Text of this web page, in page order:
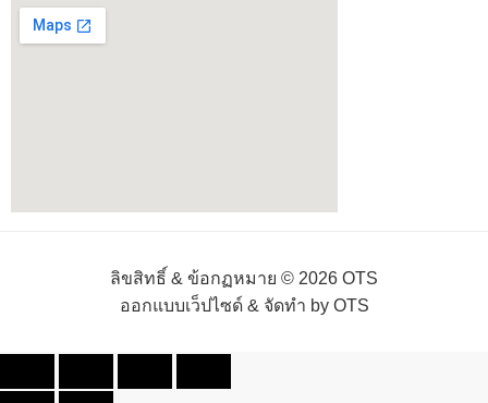
ลิขสิทธิ์ & ข้อกฏหมาย © 2026 OTS
ออกแบบเว็ปไซด์ & จัดทำ by OTS